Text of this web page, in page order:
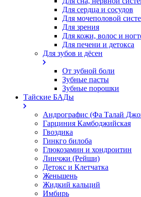
Для сердца и сосудов
Для мочеполовой
Для зрения
Для кожи, волос и
Для печени и детокса
Для зубов и дёсен
От зубной боли
Зубные пасты
Зубные порошки
Тайские БАДы
Андрографис (Фа Талай
Гарциния Камбоджийская
Гвоздика
Гинкго билоба
Глюкозамин и хондроитин
Линчжи (Рейши)
Детокс и Клетчатка
Женьшень
Жидкий кальций
Имбирь